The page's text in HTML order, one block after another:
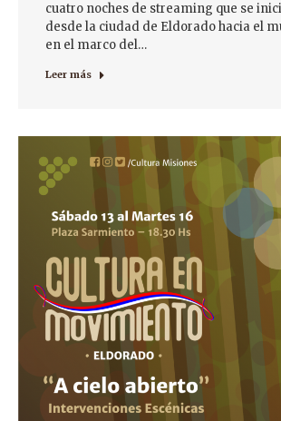
cuatro noches de streaming que se
desde la ciudad de Eldorado hacia el
en el marco del…
Leer más